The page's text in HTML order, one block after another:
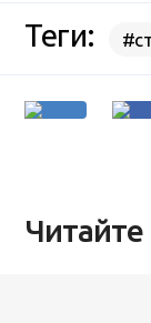
Теги: